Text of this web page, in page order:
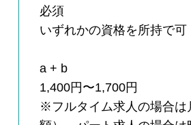
必須
いずれかの資格を所持で可
a + b
1,400円〜1,700円
※フルタイム求人の場合は